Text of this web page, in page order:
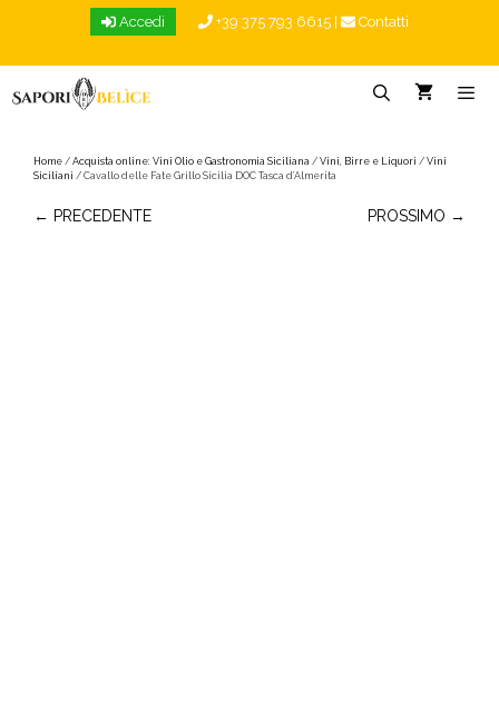
Accedi +39 375 793 6615 Contatti
Home / Acquista online: Vini Olio e Gastronomia Siciliana / Vini, Birre e Liquori / Vini
Siciliani / Cavallo delle Fate Grillo Sicilia DOC Tasca d’Almerita
← PRECEDENTE PROSSIMO →